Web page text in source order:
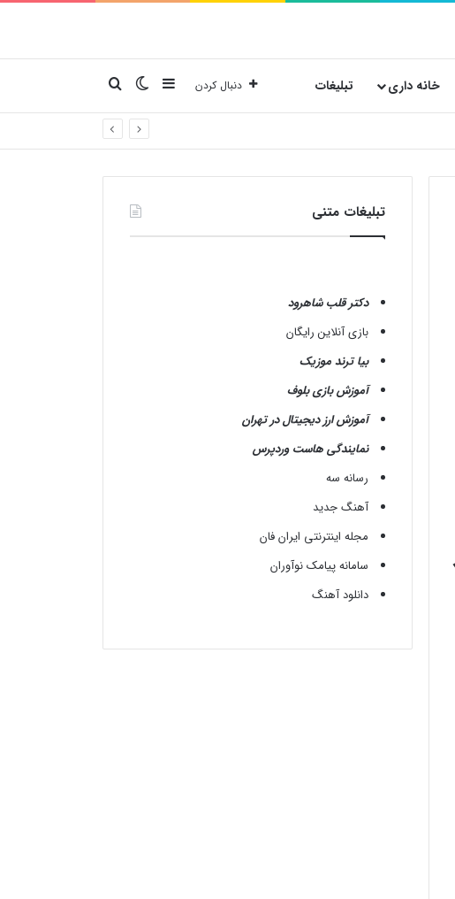
خانه داری تبلیغات دنبال کردن نوارکناریتغییر پوسته
جستجو برای
تبلیغات متنی
دکتر قلب شاهرود
بازی آنلاین رایگان
بیا ترند موزیک
آموزش بازی بلوف
آموزش ارز دیجیتال در تهران
نمایندگی هاست وردپرس
رسانه سه
آهنگ جدید
مجله اینترنتی ایران فان
سامانه پیامک نوآوران
دانلود آهنگ